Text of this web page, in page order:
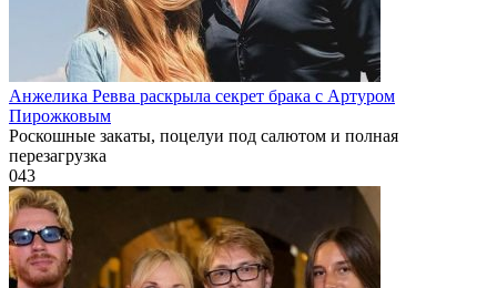
Анжелика Ревва раскрыла секрет брака с Артуром
Пирожковым
Роскошные закаты, поцелуи под салютом и полная
перезагрузка
043